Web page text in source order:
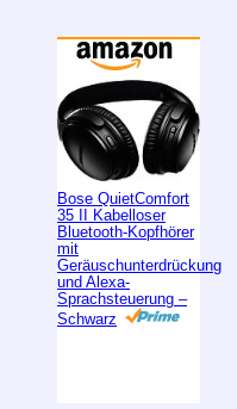
Bose QuietComfort
35 II Kabelloser
Bluetooth-Kopfhörer
mit
Geräuschunterdrückung
und Alexa-
Sprachsteuerung –
Schwarz